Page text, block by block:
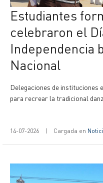
Estudiantes formoseños
celebraron el
Independencia
Nacional
Delegaciones de instituciones
para recrear la tradicional
14-07-2026 | Cargada en